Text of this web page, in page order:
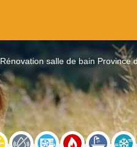
Rénovation salle de bain Province